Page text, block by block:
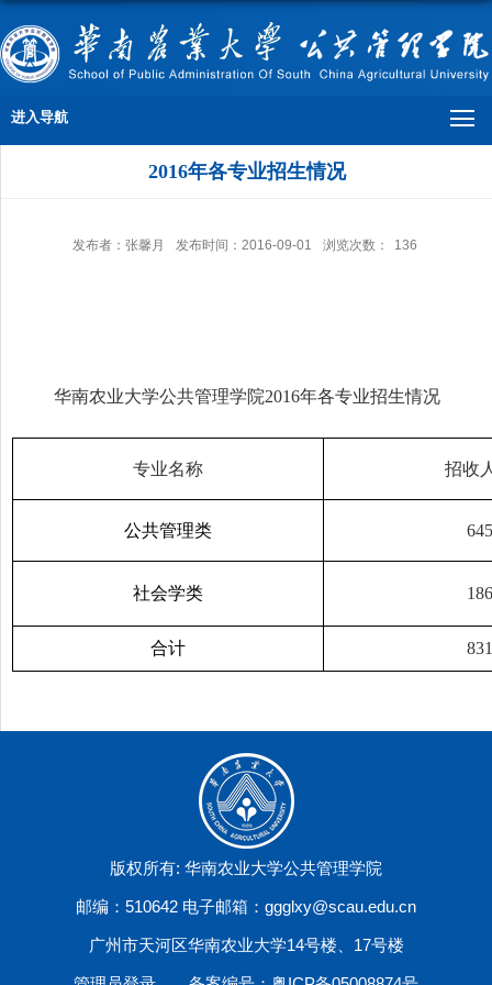
进入导航
2016年各专业招生情况
发布者：张馨月 发布时间：2016-09-01 浏览次数： 136
华南农业大学公共管理学院2016年各专业招生情况
专业名称 招收
公共管理类 645
社会学类 186
合计 831
版权所有: 华南农业大学公共管理学院
邮编：510642 电子邮箱：ggglxy@scau.edu.cn
广州市天河区华南农业大学14号楼、17号楼